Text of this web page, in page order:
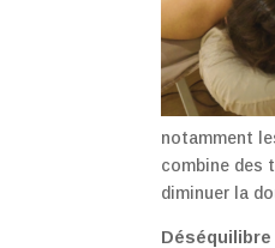
notamment
combine des
diminuer la
Déséquilibre